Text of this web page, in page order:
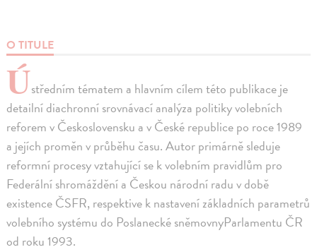
O TITULE
Ústředním tématem a hlavním cílem této publikace je
detailní diachronní srovnávací analýza politiky volebních
reforem v Československu a v České republice po roce 1989
a jejích proměn v průběhu času. Autor primárně sleduje
reformní procesy vztahující se k volebním pravidlům pro
Federální shromáždění a Českou národní radu v době
existence ČSFR, respektive k nastavení základních parametrů
volebního systému do Poslanecké sněmovnyParlamentu ČR
od roku 1993.